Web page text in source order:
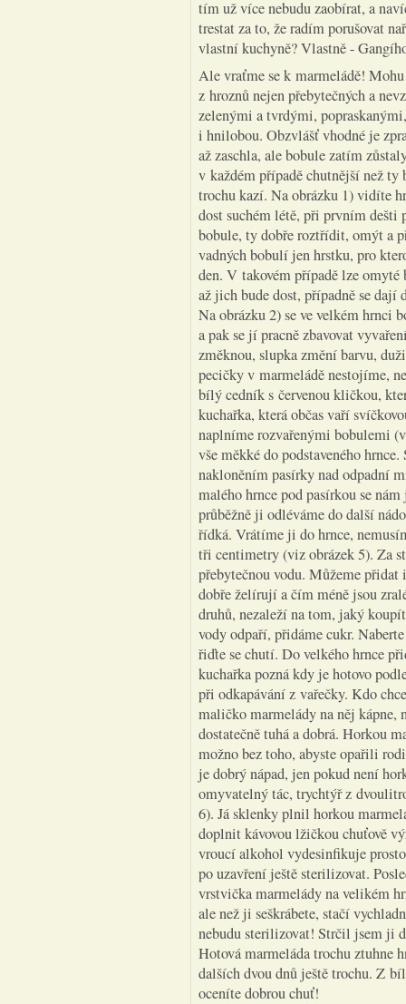
tím už více nebudu zaobírat, a
trestat za to, že radím porušovat
vlastní kuchyně? Vlastně -
Ale vraťme se k marmeládě!
z hroznů nejen přebytečných a
zelenými a tvrdými,
i hnilobou. Obzvlášť vhodné je
až zaschla, ale bobule zatím
v každém případě chutnější než ty
trochu kazí. Na obrázku 1) vidíte
dost suchém létě, při prvním dešti
bobule, ty dobře roztřídit, omýt a
vadných bobulí jen hrstku, pro
den. V takovém případě lze
až jich bude dost, případně se
Na obrázku 2) se ve velkém hrnci
a pak se jí pracně zbavovat
změknou, slupka změní barvu,
pecičky v marmeládě nestojíme,
bílý cedník s červenou kličkou,
kuchařka, která občas vaří
naplníme rozvařenými bobulemi
vše měkké do podstaveného
nakloněním pasírky nad odpadní
malého hrnce pod pasírkou se
průběžně ji odléváme do další
řídká. Vrátíme ji do hrnce,
tři centimetry (viz obrázek 5). Za
přebytečnou vodu. Můžeme
dobře želírují a čím méně jsou
druhů, nezaleží na tom, jaký
vody odpaří, přidáme cukr.
řiďte se chutí. Do velkého hrnce
kuchařka pozná kdy je hotovo
při odkapávání z vařečky. Kdo
maličko marmelády na něj kápne,
dostatečně tuhá a dobrá. Horkou
možno bez toho, abyste opařili
je dobrý nápad, jen pokud není
omyvatelný tác, trychtýř z
6). Já sklenky plnil horkou
doplnit kávovou lžičkou chuťově
vroucí alkohol vydesinfikuje
po uzavření ještě sterilizovat.
vrstvička marmelády na velikém
ale než ji seškrábete, stačí
nebudu sterilizovat! Strčil jsem ji
Hotová marmeláda trochu ztuhne
dalších dvou dnů ještě trochu. Z
oceníte dobrou chuť!